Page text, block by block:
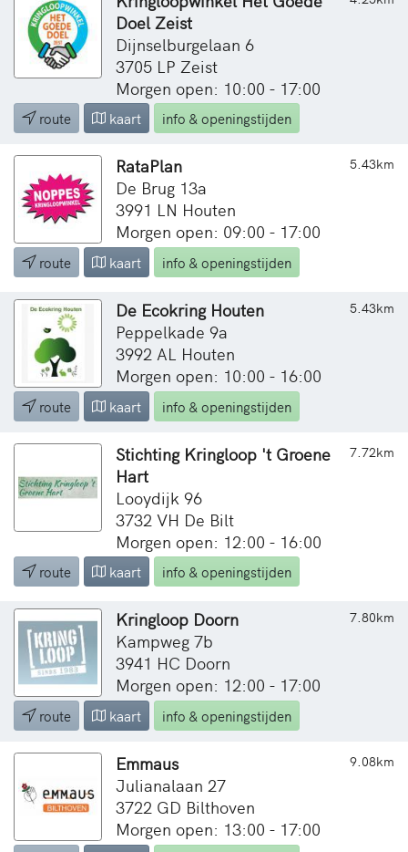
Doel Zeist
Dijnselburgelaan 6
3705 LP Zeist
Morgen open: 10:00 - 17:00
route kaart info & openingstijden
5.43km
RataPlan
De Brug 13a
3991 LN Houten
Morgen open: 09:00 - 17:00
route kaart info & openingstijden
5.43km
De Ecokring Houten
Peppelkade 9a
3992 AL Houten
Morgen open: 10:00 - 16:00
route kaart info & openingstijden
7.72km
Stichting Kringloop 't Groene
Hart
Looydijk 96
3732 VH De Bilt
Morgen open: 12:00 - 16:00
route kaart info & openingstijden
7.80km
Kringloop Doorn
Kampweg 7b
3941 HC Doorn
Morgen open: 12:00 - 17:00
route kaart info & openingstijden
9.08km
Emmaus
Julianalaan 27
3722 GD Bilthoven
Morgen open: 13:00 - 17:00